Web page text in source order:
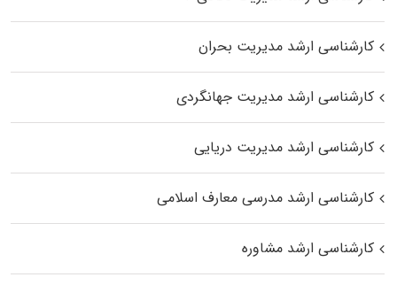
کارشناسی ارشد مدیریت بحران
کارشناسی ارشد مدیریت جهانگردی
کارشناسی ارشد مدیریت دریایی
کارشناسی ارشد مدرسی معارف اسلامی
کارشناسی ارشد مشاوره